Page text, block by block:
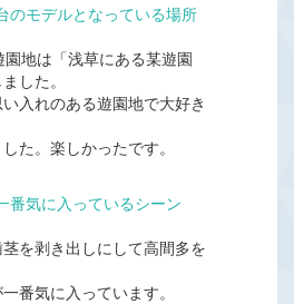
モデルとなっている場所
地は「浅草にある某遊園
した。
入れのある遊園地で大好き
た。楽しかったです。
気に入っているシーン
を剥き出しにして高間多を
番気に入っています。